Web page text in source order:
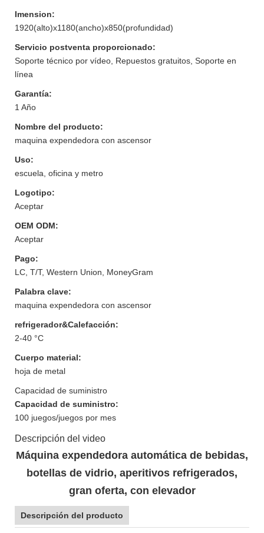
Imension:
1920(alto)x1180(ancho)x850(profundidad)
Servicio postventa proporcionado:
Soporte técnico por vídeo, Repuestos gratuitos, Soporte en
línea
Garantía:
1 Año
Nombre del producto:
maquina expendedora con ascensor
Uso:
escuela, oficina y metro
Logotipo:
Aceptar
OEM ODM:
Aceptar
Pago:
LC, T/T, Western Union, MoneyGram
Palabra clave:
maquina expendedora con ascensor
refrigerador&Calefacción:
2-40 °C
Cuerpo material:
hoja de metal
Capacidad de suministro
Capacidad de suministro:
100 juegos/juegos por mes
Descripción del video
Máquina expendedora automática de bebidas,
botellas de vidrio, aperitivos refrigerados,
gran oferta, con elevador
Descripción del producto